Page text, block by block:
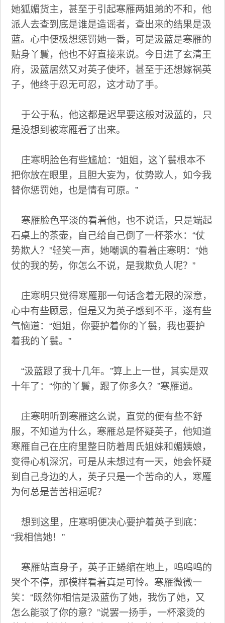
她狐媚货主，甚至于引起寒雁两姐弟的不和，他
派人去查到底是谁是造谣者，查出来的结果是汲
蓝。心中便极想惩罚她一番，可是汲蓝是寒雁的
贴身丫鬟，他也不好直接来说。今日进了玄清王
府，汲蓝居然又对英子使坏，甚至于还想嫁祸英
子，他终于忍无可忍，这才动了手。
于公于私，他这都是迟早要这般对汲蓝的，只
是没想到被寒雁看了出来。
庄寒明脸色有些尴尬：“姐姐，这丫鬟根本不
把你放在眼里，且胆大妄为，仗势欺人，如今我
替你惩罚她，也是情有可原。”
寒雁脸色平淡的看着他，也不说话，只是端起
石桌上的茶壶，自己给自己倒了一杯茶水：“仗
势欺人？”轻笑一声，她嘲讽的看着庄寒明：“她
仗的我的势，你怎么不说，是我欺负人呢？”
庄寒明只觉得寒雁那一句话含着无限的深意，
心中有些顾忌，但是又为英子感到不平，遂有些
气恼道：“姐姐，你要护着你的丫鬟，我也要护
着我的丫鬟。”
“汲蓝跟了我十几年。”算上上一世，其实是双
十年了：“你的丫鬟，跟了你多久？”寒雁道。
庄寒明听到寒雁这么说，直觉的便有些不舒
服，不知道为什么，寒雁总是怀疑英子，他知道
寒雁自己在庄府里整日防着周氏姐妹和媚姨娘，
变得心机深沉，可是从未想过有一天，她会怀疑
到自己身边的人，英子只是一个苦命的人，寒雁
为何总是苦苦相逼呢？
想到这里，庄寒明便决心要护着英子到底：
“我相信她！”
寒雁站直身子，英子正蜷缩在地上，呜呜呜的
哭个不停，那模样看着真是可怜。寒雁微微一
笑：“既然你相信是汲蓝伤了她，我伤了她，又
怎么能驳了你的意？”说罢一扬手，一杯滚烫的